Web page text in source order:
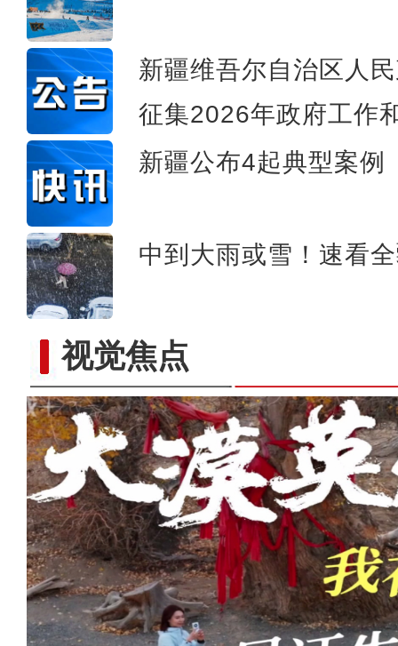
新疆维吾尔自治区人
征集2026年政府工作
新疆公布4起典型案例
中到大雨或雪！速看
视觉焦点